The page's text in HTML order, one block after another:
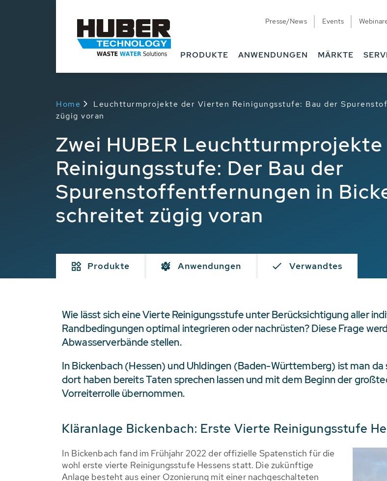
Presse/News Events
PRODUKTE ANWENDUNGEN MÄRKTE
Home
Leuchtturmprojekte der Vierten Reinigungsstufe: Bau der
zügig voran
Zwei HUBER
Reinigungsstufe: Der Bau der
Spurenstoffentfernungen in
schreitet zügig voran
Produkte Anwendungen Verwandtes
Wie lässt sich eine Vierte Reinigungsstufe unter Berücksichtigung aller
Randbedingungen optimal integrieren oder nachrüsten? Diese Frage
Abwasserverbände stellen.
In Bickenbach (Hessen) und Uhldingen (Baden-Württemberg) ist man
dort haben bereits Taten sprechen lassen und mit dem Beginn der
Vorreiterrolle übernommen.
Kläranlage Bickenbach: Erste Vierte Reinigungsstufe
In Bickenbach fand im Frühjahr 2022 der offizielle Spatenstich für die
wohl erste vierte Reinigungsstufe Hessens statt. Die zukünftige
Anlage besteht aus einer Ozonierung mit einer nachgeschalteten